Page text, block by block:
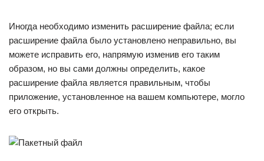
Иногда необходимо изменить расширение файла; если
расширение файла было установлено неправильно, вы
можете исправить его, напрямую изменив его таким
образом, но вы сами должны определить, какое
расширение файла является правильным, чтобы
приложение, установленное на вашем компьютере, могло
его открыть.